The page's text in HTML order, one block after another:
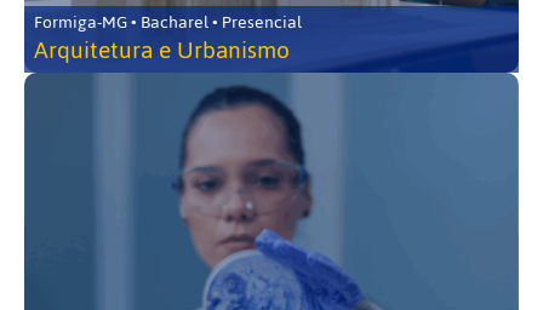
Formiga-MG • Bacharel • Presencial
Arquitetura e Urbanismo